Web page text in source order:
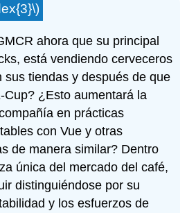
ahora que su principal
está vendiendo cerveceros
sus tiendas y después de que
Cup? ¿Esto aumentará la
en prácticas
con Vue y otras
de manera similar? Dentro
única del mercado del café,
distinguiéndose por su
y los esfuerzos de